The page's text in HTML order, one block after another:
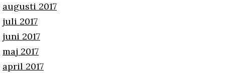
augusti 2017
juli 2017
juni 2017
maj 2017
april 2017